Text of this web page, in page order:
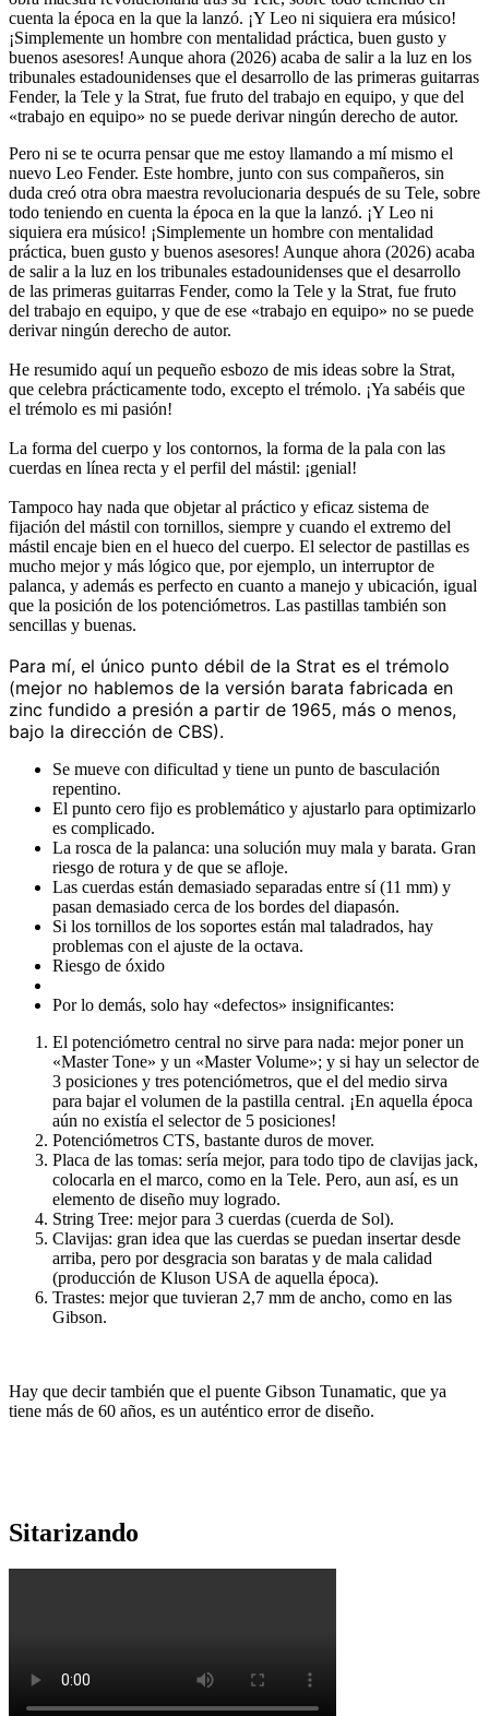
cuenta la época en la que la lanzó. ¡Y Leo ni siquiera era músico!
¡Simplemente un hombre con mentalidad práctica, buen gusto y
buenos asesores! Aunque ahora (2026) acaba de salir a la luz en los
tribunales estadounidenses que el desarrollo de las primeras guitarras
Fender, la Tele y la Strat, fue fruto del trabajo en equipo, y que del
«trabajo en equipo» no se puede derivar ningún derecho de autor.
Pero ni se te ocurra pensar que me estoy llamando a mí mismo el
nuevo Leo Fender. Este hombre, junto con sus compañeros, sin
duda creó otra obra maestra revolucionaria después de su Tele, sobre
todo teniendo en cuenta la época en la que la lanzó. ¡Y Leo ni
siquiera era músico! ¡Simplemente un hombre con mentalidad
práctica, buen gusto y buenos asesores! Aunque ahora (2026) acaba
de salir a la luz en los tribunales estadounidenses que el desarrollo
de las primeras guitarras Fender, como la Tele y la Strat, fue fruto
del trabajo en equipo, y que de ese «trabajo en equipo» no se puede
derivar ningún derecho de autor.
He resumido aquí un pequeño esbozo de mis ideas sobre la Strat,
que celebra prácticamente todo, excepto el trémolo. ¡Ya sabéis que
el trémolo es mi pasión!
La forma del cuerpo y los contornos, la forma de la pala con las
cuerdas en línea recta y el perfil del mástil: ¡genial!
Tampoco hay nada que objetar al práctico y eficaz sistema de
fijación del mástil con tornillos, siempre y cuando el extremo del
mástil encaje bien en el hueco del cuerpo. El selector de pastillas es
mucho mejor y más lógico que, por ejemplo, un interruptor de
palanca, y además es perfecto en cuanto a manejo y ubicación, igual
que la posición de los potenciómetros. Las pastillas también son
sencillas y buenas.
Para mí, el único punto débil de la Strat es el trémolo
(mejor no hablemos de la versión barata fabricada en
zinc fundido a presión a partir de 1965, más o menos,
bajo la dirección de CBS).
Se mueve con dificultad y tiene un punto de basculación
repentino.
El punto cero fijo es problemático y ajustarlo para optimizarlo
es complicado.
La rosca de la palanca: una solución muy mala y barata. Gran
riesgo de rotura y de que se afloje.
Las cuerdas están demasiado separadas entre sí (11 mm) y
pasan demasiado cerca de los bordes del diapasón.
Si los tornillos de los soportes están mal taladrados, hay
problemas con el ajuste de la octava.
Riesgo de óxido
Por lo demás, solo hay «defectos» insignificantes:
El potenciómetro central no sirve para nada: mejor poner un
«Master Tone» y un «Master Volume»; y si hay un selector de
3 posiciones y tres potenciómetros, que el del medio sirva
para bajar el volumen de la pastilla central. ¡En aquella época
aún no existía el selector de 5 posiciones!
Potenciómetros CTS, bastante duros de mover.
Placa de las tomas: sería mejor, para todo tipo de clavijas jack,
colocarla en el marco, como en la Tele. Pero, aun así, es un
elemento de diseño muy logrado.
String Tree: mejor para 3 cuerdas (cuerda de Sol).
Clavijas: gran idea que las cuerdas se puedan insertar desde
arriba, pero por desgracia son baratas y de mala calidad
(producción de Kluson USA de aquella época).
Trastes: mejor que tuvieran 2,7 mm de ancho, como en las
Gibson.
Hay que decir también que el puente Gibson Tunamatic, que ya
tiene más de 60 años, es un auténtico error de diseño.
Sitarizando